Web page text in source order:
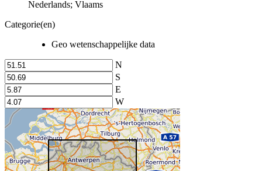
Nederlands; Vlaams
Categorie(en)
Geo wetenschappelijke data
N
S
E
W